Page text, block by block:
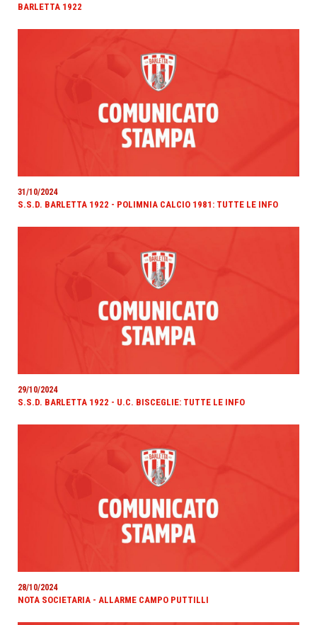
BARLETTA 1922
31/10/2024
S.S.D. BARLETTA 1922 - POLIMNIA CALCIO 1981: TUTTE LE INFO
29/10/2024
S.S.D. BARLETTA 1922 - U.C. BISCEGLIE: TUTTE LE INFO
28/10/2024
NOTA SOCIETARIA - ALLARME CAMPO PUTTILLI